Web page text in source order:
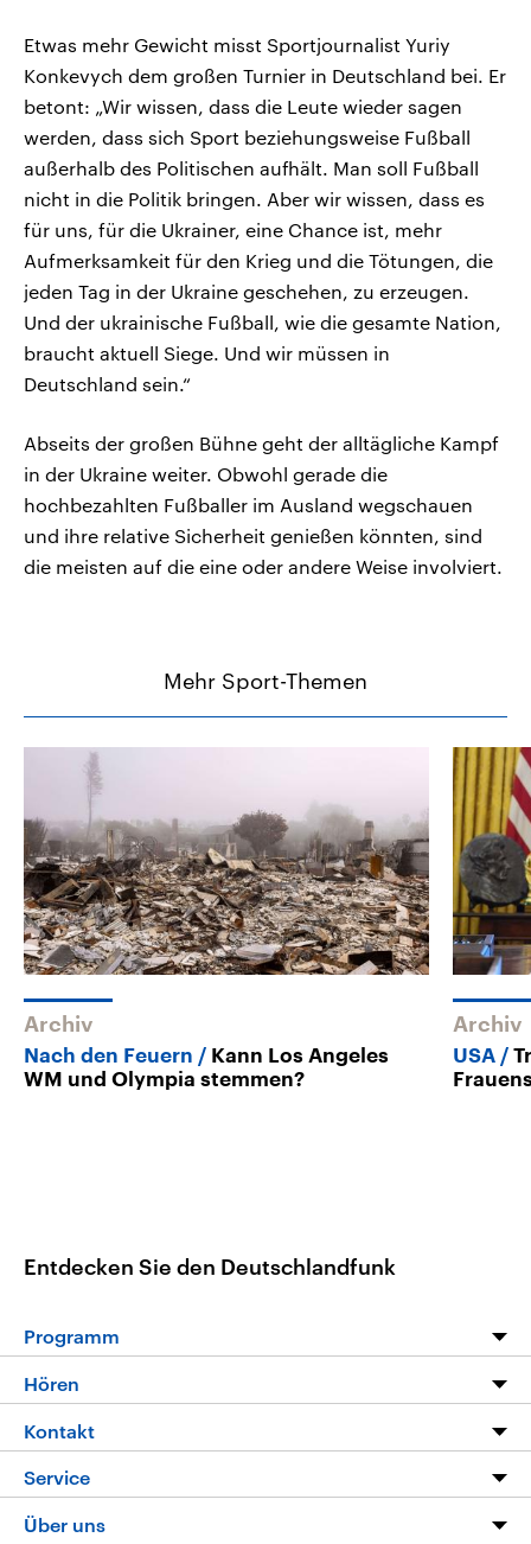
Etwas mehr Gewicht misst Sportjournalist Yuriy
Konkevych dem großen Turnier in Deutschland bei. Er
betont: „Wir wissen, dass die Leute wieder sagen
werden, dass sich Sport beziehungsweise Fußball
außerhalb des Politischen aufhält. Man soll Fußball
nicht in die Politik bringen. Aber wir wissen, dass es
für uns, für die Ukrainer, eine Chance ist, mehr
Aufmerksamkeit für den Krieg und die Tötungen, die
jeden Tag in der Ukraine geschehen, zu erzeugen.
Und der ukrainische Fußball, wie die gesamte Nation,
braucht aktuell Siege. Und wir müssen in
Deutschland sein.“
Abseits der großen Bühne geht der alltägliche Kampf
in der Ukraine weiter. Obwohl gerade die
hochbezahlten Fußballer im Ausland wegschauen
und ihre relative Sicherheit genießen könnten, sind
die meisten auf die eine oder andere Weise involviert.
Mehr Sport-Themen
Archiv
Nach den Feuern
Kann Los Angeles
WM und Olympia stemmen?
Archiv
USA
Entdecken Sie den Deutschlandfunk
Programm
Die Nachrichten
Nachrichtenleicht
Neue Beiträge auf dlf.de
Hören
Livestream
Podcasts
Deutschlandfunk App
Kontakt
Hörerservice
Service
FAQ
Über uns